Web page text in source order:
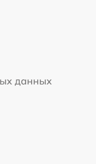
данных